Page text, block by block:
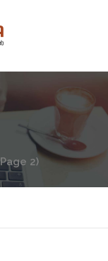
2)